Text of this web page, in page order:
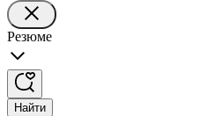
Резюме
Найти